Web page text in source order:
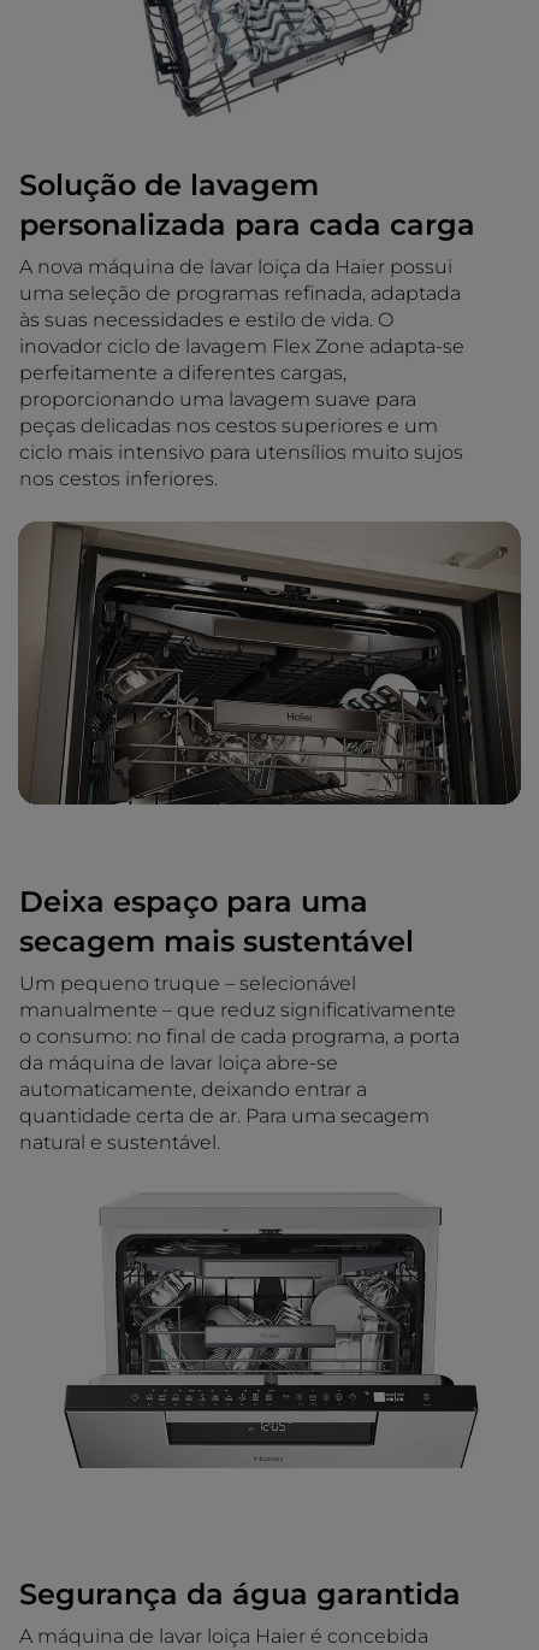
Solução de lavagem
personalizada para cada carga
A nova máquina de lavar loiça da Haier possui
uma seleção de programas refinada, adaptada
às suas necessidades e estilo de vida. O
inovador ciclo de lavagem Flex Zone adapta-se
perfeitamente a diferentes cargas,
proporcionando uma lavagem suave para
peças delicadas nos cestos superiores e um
ciclo mais intensivo para utensílios muito sujos
nos cestos inferiores.
Deixa espaço para uma
secagem mais sustentável
Um pequeno truque – selecionável
manualmente – que reduz significativamente
o consumo: no final de cada programa, a porta
da máquina de lavar loiça abre-se
automaticamente, deixando entrar a
quantidade certa de ar. Para uma secagem
natural e sustentável.
Segurança da água garantida
A máquina de lavar loiça Haier é concebida